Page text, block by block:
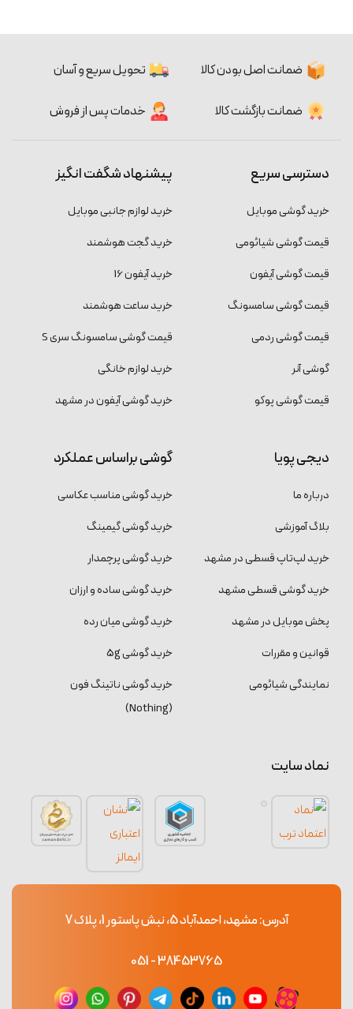
ضمانت اصل بودن کالا تحویل سریع و آسان
ضمانت بازگشت کالا خدمات پس از فروش
دسترسی سریع
خرید گوشی موبایل
قیمت گوشی شیائومی
قیمت گوشی آیفون
قیمت گوشی سامسونگ
قیمت گوشی ردمی
گوشی آنر
قیمت گوشی پوکو
پیشنهاد شگفت انگیز
خرید لوازم جانبی موبایل
خرید گجت هوشمند
خرید آیفون 16
خرید ساعت هوشمند
قیمت گوشی سامسونگ سری S
خرید لوازم خانگی
خرید گوشی آیفون در مشهد
دیجی پویا
درباره ما
بلاگ آموزشی
خرید لپ‌تاپ قسطی در مشهد
خرید گوشی قسطی مشهد
پخش موبایل در مشهد
قوانین و مقررات
نمایندگی شیائومی
گوشی براساس عملکرد
خرید گوشی مناسب عکاسی
خرید گوشی گیمینگ
خرید گوشی پرچمدار
خرید گوشی ساده و ارزان
خرید گوشی میان رده
خرید گوشی 5g
خرید گوشی ناتینگ فون
(Nothing)
نماد سایت
آدرس: مشهد، احمدآباد 5، نبش پاستور 1، پلاک 7
38453765 - 051